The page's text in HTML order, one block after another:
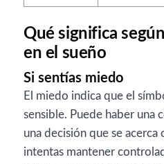
Qué significa
en el sueño
Si sentías miedo
El miedo indica que el
sensible. Puede haber una
una decisión que se acerca
intentas mantener